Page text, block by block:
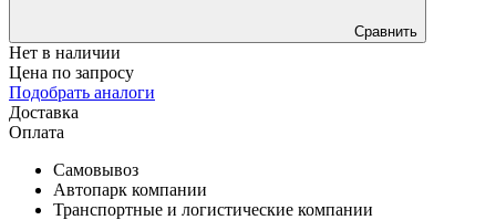
Сравнить
Нет в наличии
Цена по запросу
Подобрать аналоги
Доставка
Оплата
Самовывоз
Автопарк компании
Транспортные и логистические компании